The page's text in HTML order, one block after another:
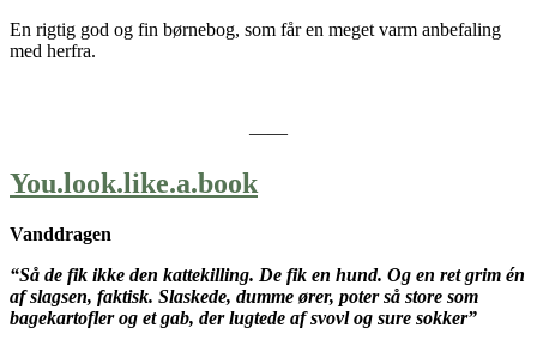
En rigtig god og fin børnebog, som får en meget varm anbefaling
med herfra.
——
You.look.like.a.book
Vanddragen
“Så de fik ikke den kattekilling. De fik en hund. Og en ret grim én
af slagsen, faktisk. Slaskede, dumme ører, poter så store som
bagekartofler og et gab, der lugtede af svovl og sure sokker”